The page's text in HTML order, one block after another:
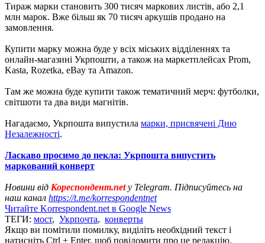
Тираж марки становить 300 тисяч маркових листів, або 2,1
млн марок. Вже більш як 70 тисяч аркушів продано на
замовлення.
Купити марку можна буде у всіх міських відділеннях та
онлайн-магазині Укрпошти, а також на маркетплейсах Prom,
Kasta, Rozetka, eBay та Amazon.
Там же можна буде купити також тематичний мерч: футболки,
світшоти та два види магнітів.
Нагадаємо, Укрпошта випустила марки, присвячені Дню
Незалежності.
Ласкаво просимо до пекла: Укрпошта випустить
маркований конверт
Новини від Кореспондент.netу Telegram. Підписуйтесь на
наш канал https://t.me/korrespondentnet
Читайте Korrespondent.net в Google News
ТЕГИ: мост, Укрпочта, конверты
Якщо ви помітили помилку, виділіть необхідний текст і
натисніть Ctrl + Enter, щоб повідомити про це редакцію.